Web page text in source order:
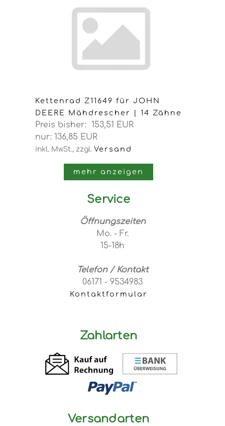
Kettenrad Z11649 für JOHN
DEERE Mähdrescher | 14 Zähne
Preis bisher: 153,51 EUR
nur: 136,85 EUR
inkl. MwSt., zzgl. Versand
mehr anzeigen
Service
Öffnungszeiten
Mo. - Fr.
15-18h
Telefon / Kontakt
06171 - 9534983
Kontaktformular
Zahlarten
Versandarten